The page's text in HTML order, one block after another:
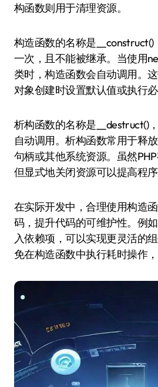
构函数则用于清理资源。
构造函数的名称是__construct()
一次，且不能被继承。当使用
类时，构造函数会自动调用。
对象创建时设置默认值或执行必
析构函数的名称是__destruct()
自动调用。析构函数常用于释
句柄或其他系统资源。虽然
但显式地关闭资源可以提高程序
在实际开发中，合理使用构造
码，提升代码的可维护性。例
入依赖项，可以实现更灵活的
免在构造函数中执行耗时操作，